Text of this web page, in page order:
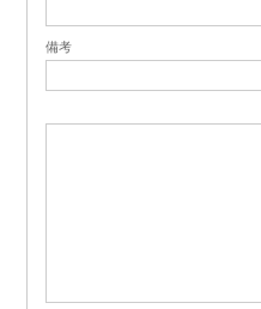
備考